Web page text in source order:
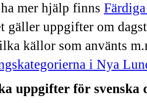
mer hjälp finns
gäller uppgifter om
källor som använts
i Nya
uppgifter för svenska